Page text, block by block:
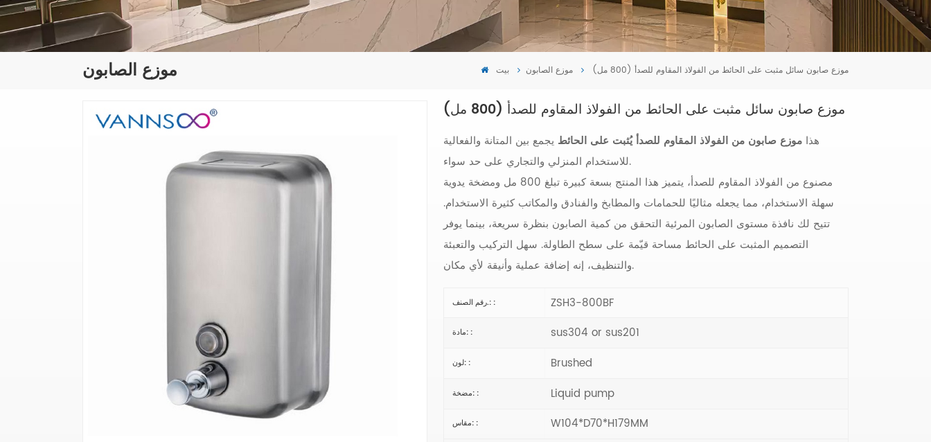
موزع الصابون بيت موزع الصابون موزع صابون سائل مثبت على الحائط من الفولاذ المقاوم للصدأ (800 مل)
موزع صابون سائل مثبت على الحائط من الفولاذ المقاوم للصدأ (800 مل)
هذا موزع صابون من الفولاذ المقاوم للصدأ يُثبت على الحائط يجمع بين المتانة والفعالية
للاستخدام المنزلي والتجاري على حد سواء.
مصنوع من الفولاذ المقاوم للصدأ، يتميز هذا المنتج بسعة كبيرة تبلغ 800 مل ومضخة يدوية
سهلة الاستخدام، مما يجعله مثاليًا للحمامات والمطابخ والفنادق والمكاتب كثيرة الاستخدام.
تتيح لك نافذة مستوى الصابون المرئية التحقق من كمية الصابون بنظرة سريعة، بينما يوفر
التصميم المثبت على الحائط مساحة قيّمة على سطح الطاولة. سهل التركيب والتعبئة
والتنظيف، إنه إضافة عملية وأنيقة لأي مكان.
رقم الصنف.: : ZSH3-800BF
مادة: : sus304 or sus201
لون: : Brushed
مضخة: : Liquid pump
مقاس: : W104*D70*H179MM